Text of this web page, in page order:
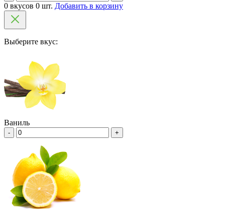
0 вкусов 0 шт. Добавить в корзину
Выберите вкус:
Ваниль
- +